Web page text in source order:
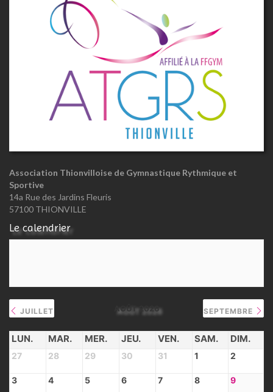
Association Thionvilloise de Gymnastique Rythmique et
Sportive
14a Rue des Jardins Fleuris
57100 THIONVILLE
Le calendrier
JUILLET AOÛT 2026 SEPTEMBRE
LUN. MAR. MER. JEU. VEN. SAM. DIM.
27 28 29 30 31 1 2
3 4 5 6 7 8 9